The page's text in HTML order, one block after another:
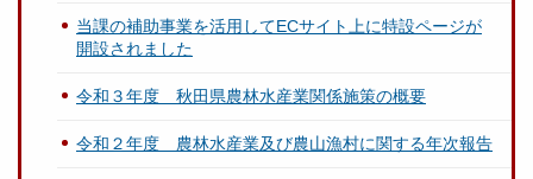
当課の補助事業を活用してECサイト上に特設ページが
開設されました
令和３年度 秋田県農林水産業関係施策の概要
令和２年度 農林水産業及び農山漁村に関する年次報告